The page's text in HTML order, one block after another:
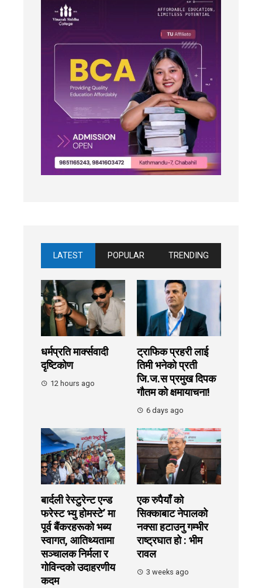
LATEST POPULAR TRENDING
धर्मप्रति मार्क्सवादी
दृष्टिकोण
12 hours ago
ट्राफिक प्रहरी लाई
तिमी भनेको प्रती
जि.ज.स प्रमुख दिपक
गौतम को क्षमायाचना!
6 days ago
बार्दली रेस्टुरेन्ट एन्ड
फरेस्ट भ्यु होमस्टे’ मा
पूर्व बैंकरहरूको भब्य
स्वागत, आतिथ्यतामा
सञ्चालक निर्मला र
गोविन्दको उदाहरणीय
कदम
एक रुपैयाँ को
सिक्काबाट नेपालको
नक्सा हटाउनु गम्भीर
राष्ट्रघात हो : भीम
रावल
3 weeks ago